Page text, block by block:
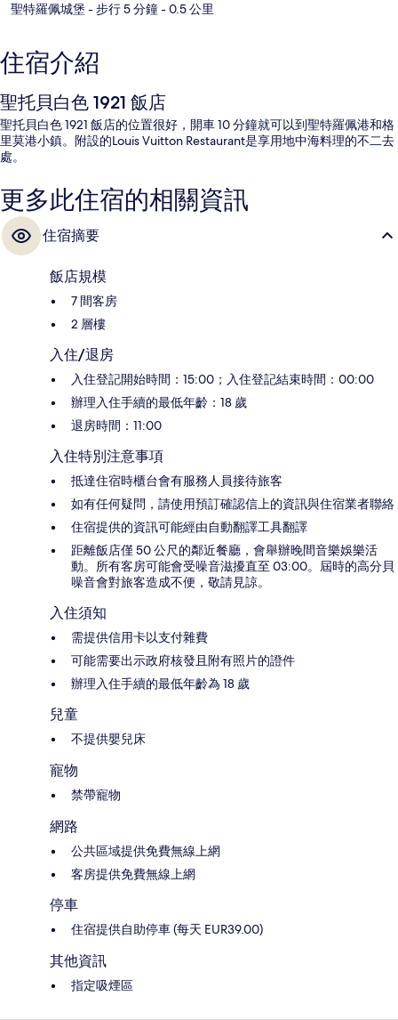
聖特羅佩城堡 - 步行 5 分鐘- 0.5 公里
住宿介紹
聖托貝白色 1921 飯店
聖托貝白色 1921 飯店的位置很好，開車 10 分鐘就可以到聖特羅佩港和格
里莫港小鎮。附設的Louis Vuitton Restaurant是享用地中海料理的不二去
處。
更多此住宿的相關資訊
住宿摘要
飯店規模
7 間客房
2 層樓
入住/退房
入住登記開始時間：15:00；入住登記結束時間：00:00
辦理入住手續的最低年齡：18 歲
退房時間：11:00
入住特別注意事項
抵達住宿時櫃台會有服務人員接待旅客
如有任何疑問，請使用預訂確認信上的資訊與住宿業者聯絡
住宿提供的資訊可能經由自動翻譯工具翻譯
距離飯店僅 50 公尺的鄰近餐廳，會舉辦晚間音樂娛樂活
動。所有客房可能會受噪音滋擾直至 03:00。屆時的高分貝
噪音會對旅客造成不便，敬請見諒。
入住須知
需提供信用卡以支付雜費
可能需要出示政府核發且附有照片的證件
辦理入住手續的最低年齡為 18 歲
兒童
不提供嬰兒床
寵物
禁帶寵物
網路
公共區域提供免費無線上網
客房提供免費無線上網
停車
住宿提供自助停車 (每天 EUR39.00)
其他資訊
指定吸煙區